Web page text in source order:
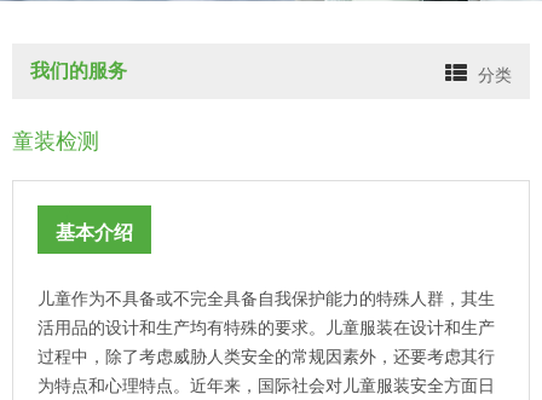
我们的服务 分类
童装检测
基本介绍
儿童作为不具备或不完全具备自我保护能力的特殊人群，其生
活用品的设计和生产均有特殊的要求。儿童服装在设计和生产
过程中，除了考虑威胁人类安全的常规因素外，还要考虑其行
为特点和心理特点。近年来，国际社会对儿童服装安全方面日